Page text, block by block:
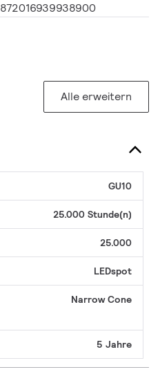
872016939938900
Alle erweitern
GU10
25.000 Stunde(n)
25.000
LEDspot
Narrow Cone
5 Jahre